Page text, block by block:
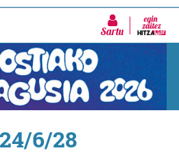
Sartu
6/28